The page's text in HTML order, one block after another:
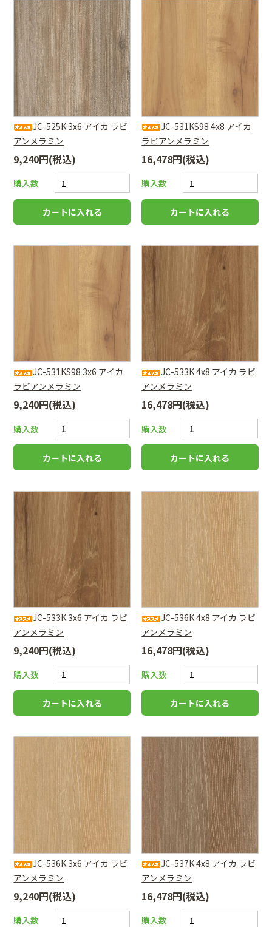
JC-525K 3x6 アイカ ラビ
アンメラミン
9,240円(税込)
購入数
JC-531KS98 4x8 アイカ
ラビアンメラミン
16,478円(税込)
購入数
JC-531KS98 3x6 アイカ
ラビアンメラミン
9,240円(税込)
購入数
JC-533K 4x8 アイカ ラビ
アンメラミン
16,478円(税込)
購入数
JC-533K 3x6 アイカ ラビ
アンメラミン
9,240円(税込)
購入数
JC-536K 4x8 アイカ ラビ
アンメラミン
16,478円(税込)
購入数
JC-536K 3x6 アイカ ラビ
アンメラミン
9,240円(税込)
購入数
JC-537K 4x8 アイカ ラビ
アンメラミン
16,478円(税込)
購入数